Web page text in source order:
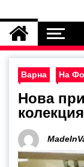
Варна На
Нова